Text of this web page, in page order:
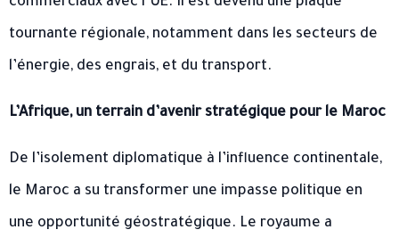
tournante régionale, notamment dans les secteurs de
l’énergie, des engrais, et du transport.
L’Afrique, un terrain d’avenir stratégique pour le Maroc
De l’isolement diplomatique à l’influence continentale,
le Maroc a su transformer une impasse politique en
une opportunité géostratégique. Le royaume a